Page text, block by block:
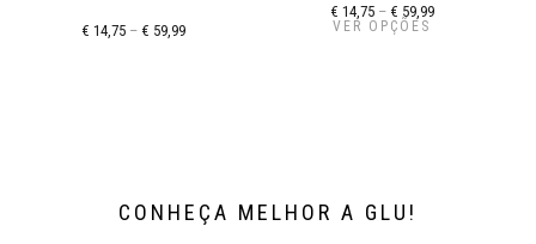
€ 14,75– € 59,99
€ 14,75– € 59,99
VER OPÇÕES
CONHEÇA MELHOR A GLU!